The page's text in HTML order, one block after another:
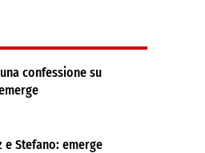
confessione su
e Stefano: emerge